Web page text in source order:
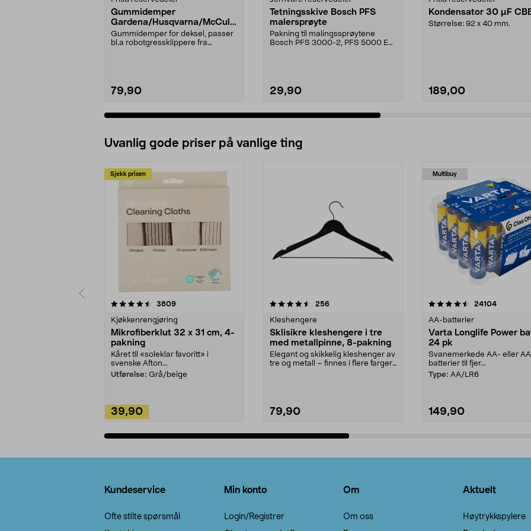
Gummidemper
Gardena/Husqvarna/McCullo
ch/Flymo
Gummidemper for deksel, passer
bl.a robotgressklippere fra
79,90
Tetningsskive Bosch PFS
malersprøyte
Pakning til malingssprøytene
Bosch PFS 3000-2, PFS 5000 E
29,90
Kondensator 30 µF
Størrelse: 92 x 40 mm.
189,00
Uvanlig gode priser på vanlige ting
Sjekk prisen
3809anmeldelser
Kjøkkenrengjøring
Mikrofiberklut 32 x 31 cm, 4-
pakning
Kåret til «soleklar favoritt» i
svenske Afton...
Utførelse: Grå/beige
39,90
4.5av 5 stjerner 256anmeldelser
Kleshengere
Sklisikre kleshengere i tre
med metallpinne, 8-pakning
Elegant og skikkelig kleshenger av
tre og metall – finnes i flere farger.
79,90
Multibuy
4.5av 5 stjerner 24104
AA-batterier
Varta Longlife Power
24 pk
Svanemerkede AA- eller
batterier til fjer...
Type: AA/LR6
149,90
4.5av 5 stjerner
Kundeservice
Ofte stilte spørsmål
Min konto
Login/Registrer
Om
Om oss
Aktuelt
Høytrykkspylere